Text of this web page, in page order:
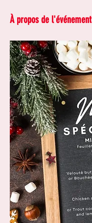
À propos de l'événement